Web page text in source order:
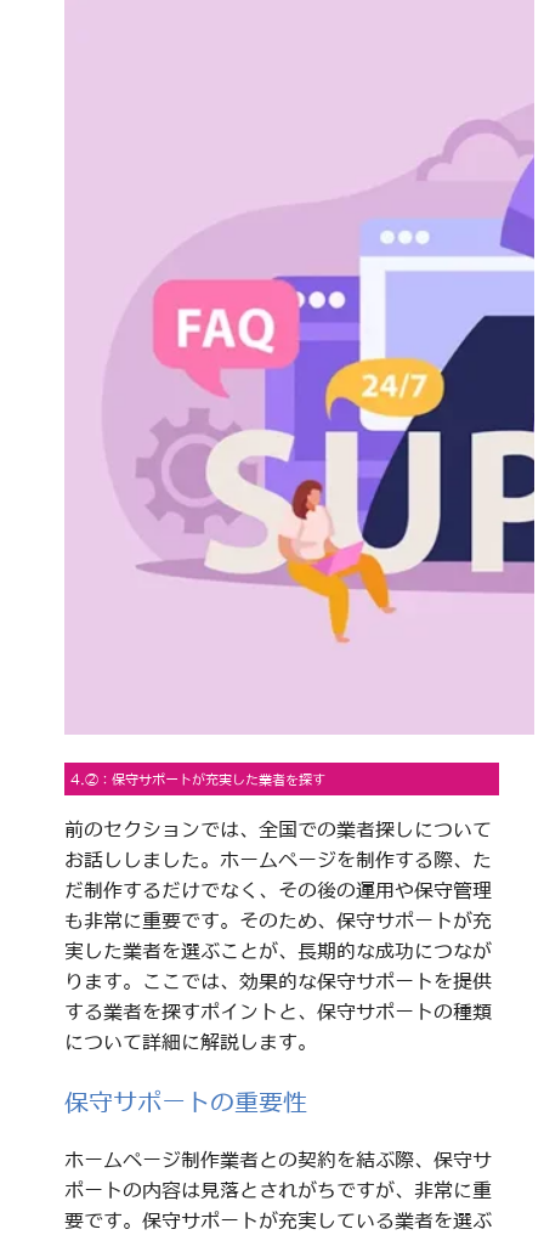
4.②：保守サポートが充実した業者を探す
前のセクションでは、全国での業者探しについて
お話ししました。ホームページを制作する際、た
だ制作するだけでなく、その後の運用や保守管理
も非常に重要です。そのため、保守サポートが充
実した業者を選ぶことが、長期的な成功につなが
ります。ここでは、効果的な保守サポートを提供
する業者を探すポイントと、保守サポートの種類
について詳細に解説します。
保守サポートの重要性
ホームページ制作業者との契約を結ぶ際、保守サ
ポートの内容は見落とされがちですが、非常に重
要です。保守サポートが充実している業者を選ぶ